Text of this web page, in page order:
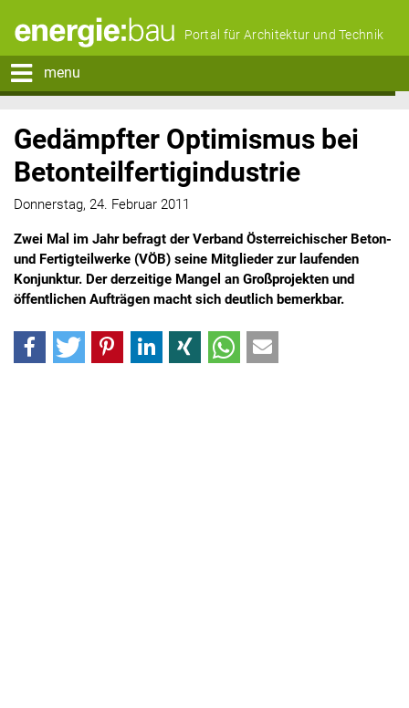
Portal für Architektur und Technik
menu
Gedämpfter Optimismus bei
Betonteilfertigindustrie
Donnerstag, 24. Februar 2011
Zwei Mal im Jahr befragt der Verband Österreichischer Beton-
und Fertigteilwerke (VÖB) seine Mitglieder zur laufenden
Konjunktur. Der derzeitige Mangel an Großprojekten und
öffentlichen Aufträgen macht sich deutlich bemerkbar.